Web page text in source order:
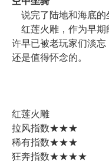
说完了陆地和海底的
红莲火雕，作为早期
许早已被老玩家们淡忘
还是值得怀念的。
红莲火雕
拉风指数★★★
稀有指数★★★
狂奔指数★★★★